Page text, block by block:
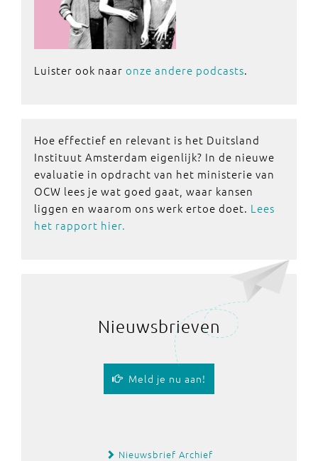
Luister ook naar onze andere podcasts.
Hoe effectief en relevant is het Duitsland
Instituut Amsterdam eigenlijk? In de nieuwe
evaluatie in opdracht van het ministerie van
OCW lees je wat goed gaat, waar kansen
liggen en waarom ons werk ertoe doet. Lees
het rapport hier.
Nieuwsbrieven
Meld je nu aan!
Nieuwsbrief Archief